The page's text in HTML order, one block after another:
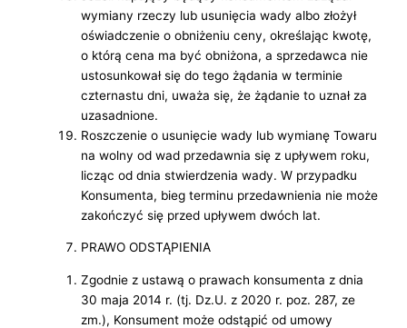
wymiany rzeczy lub usunięcia wady albo złożył
oświadczenie o obniżeniu ceny, określając kwotę,
o którą cena ma być obniżona, a sprzedawca nie
ustosunkował się do tego żądania w terminie
czternastu dni, uważa się, że żądanie to uznał za
uzasadnione.
Roszczenie o usunięcie wady lub wymianę Towaru
na wolny od wad przedawnia się z upływem roku,
licząc od dnia stwierdzenia wady. W przypadku
Konsumenta, bieg terminu przedawnienia nie może
zakończyć się przed upływem dwóch lat.
PRAWO ODSTĄPIENIA
Zgodnie z ustawą o prawach konsumenta z dnia
30 maja 2014 r. (tj. Dz.U. z 2020 r. poz. 287, ze
zm.), Konsument może odstąpić od umowy